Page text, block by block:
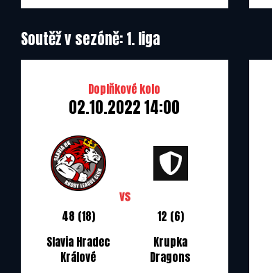
Soutěž v sezóně: 1. liga
Doplňkové kolo
02.10.2022 14:00
48 (18)
Slavia Hradec
Králové
12 (6)
Krupka
Dragons